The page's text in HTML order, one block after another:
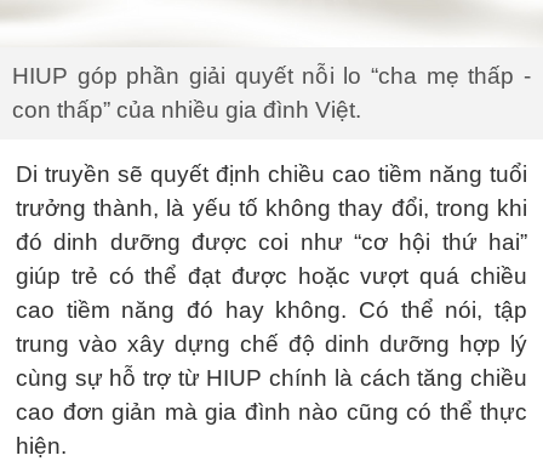
HIUP góp phần giải quyết nỗi lo “cha mẹ thấp -
con thấp” của nhiều gia đình Việt.
Di truyền sẽ quyết định chiều cao tiềm năng tuổi
trưởng thành, là yếu tố không thay đổi, trong khi
đó dinh dưỡng được coi như “cơ hội thứ hai”
giúp trẻ có thể đạt được hoặc vượt quá chiều
cao tiềm năng đó hay không. Có thể nói, tập
trung vào xây dựng chế độ dinh dưỡng hợp lý
cùng sự hỗ trợ từ HIUP chính là cách tăng chiều
cao đơn giản mà gia đình nào cũng có thể thực
hiện.